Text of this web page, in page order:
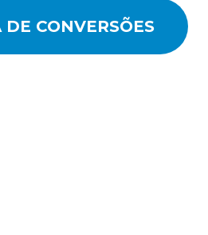
CONVERSÕES